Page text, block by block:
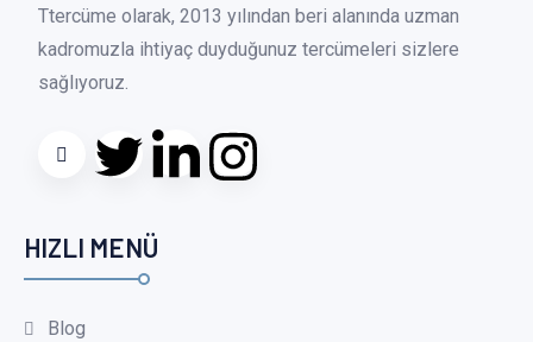
Ttercüme olarak, 2013 yılından beri alanında uzman
kadromuzla ihtiyaç duyduğunuz tercümeleri sizlere
sağlıyoruz.
HIZLI MENÜ
Blog